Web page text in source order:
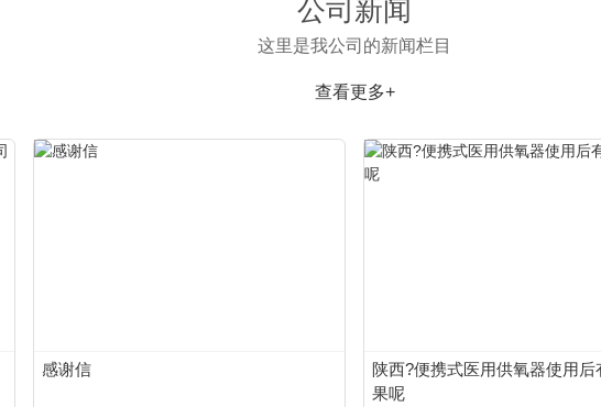
公司新闻
这里是我公司的新闻栏目
查看更多+
感谢信
陕西?便携式医用供氧器使用后
果呢